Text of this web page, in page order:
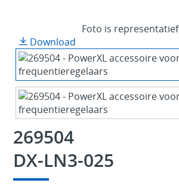
Foto is representatief
Download
269504
DX-LN3-025